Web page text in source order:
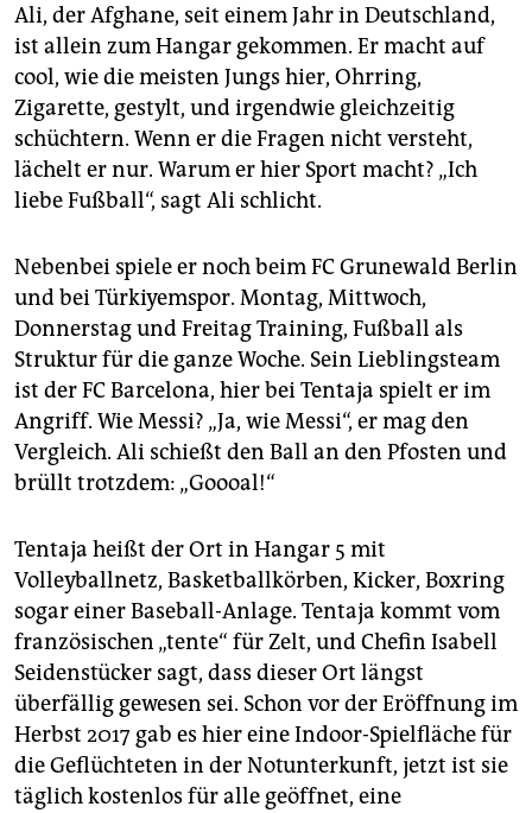
Ali, der Afghane, seit einem Jahr in Deutschland,
ist allein zum Hangar gekommen. Er macht auf
cool, wie die meisten Jungs hier, Ohrring,
Zigarette, gestylt, und irgendwie gleichzeitig
schüchtern. Wenn er die Fragen nicht versteht,
lächelt er nur. Warum er hier Sport macht? „Ich
liebe Fußball“, sagt Ali schlicht.
Nebenbei spiele er noch beim FC Grunewald Berlin
und bei Türkiyemspor. Montag, Mittwoch,
Donnerstag und Freitag Training, Fußball als
Struktur für die ganze Woche. Sein Lieblingsteam
ist der FC Barcelona, hier bei Tentaja spielt er im
Angriff. Wie Messi? „Ja, wie Messi“, er mag den
Vergleich. Ali schießt den Ball an den Pfosten und
brüllt trotzdem: „Goooal!“
Tentaja heißt der Ort in Hangar 5 mit
Volleyballnetz, Basketballkörben, Kicker, Boxring
sogar einer Baseball-Anlage. Tentaja kommt vom
französischen „tente“ für Zelt, und Chefin Isabell
Seidenstücker sagt, dass dieser Ort längst
überfällig gewesen sei. Schon vor der Eröffnung im
Herbst 2017 gab es hier eine Indoor-Spielfläche für
die Geflüchteten in der Notunterkunft, jetzt ist sie
täglich kostenlos für alle geöffnet, eine